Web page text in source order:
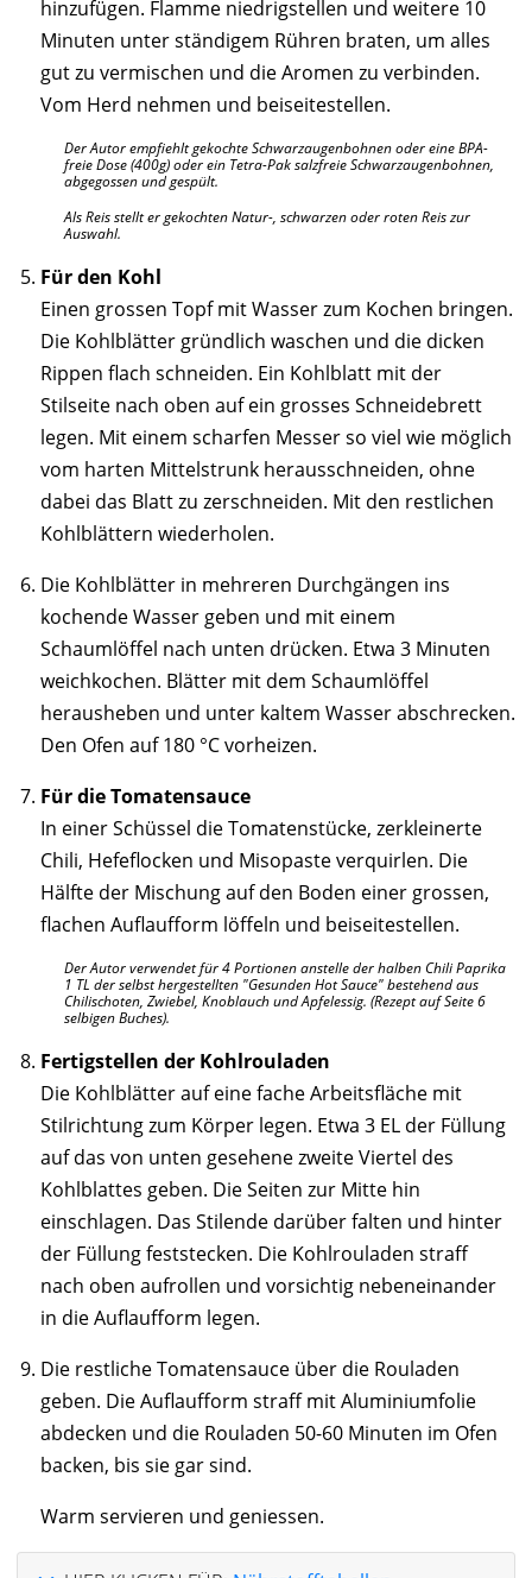
hinzufügen. Flamme niedrigstellen und weitere 10
Minuten unter ständigem Rühren braten, um alles
gut zu vermischen und die Aromen zu verbinden.
Vom Herd nehmen und beiseitestellen.
Der Autor empfiehlt gekochte Schwarzaugenbohnen oder eine BPA-
freie Dose (400g) oder ein Tetra-Pak salzfreie Schwarzaugenbohnen,
abgegossen und gespült.
Als Reis stellt er gekochten Natur-, schwarzen oder roten Reis zur
Auswahl.
Für den Kohl
Einen grossen Topf mit Wasser zum Kochen bringen.
Die Kohlblätter gründlich waschen und die dicken
Rippen flach schneiden. Ein Kohlblatt mit der
Stilseite nach oben auf ein grosses Schneidebrett
legen. Mit einem scharfen Messer so viel wie möglich
vom harten Mittelstrunk herausschneiden, ohne
dabei das Blatt zu zerschneiden. Mit den restlichen
Kohlblättern wiederholen.
Die Kohlblätter in mehreren Durchgängen ins
kochende Wasser geben und mit einem
Schaumlöffel nach unten drücken. Etwa 3 Minuten
weichkochen. Blätter mit dem Schaumlöffel
herausheben und unter kaltem Wasser abschrecken.
Den Ofen auf 180 °C vorheizen.
Für die Tomatensauce
In einer Schüssel die Tomatenstücke, zerkleinerte
Chili, Hefeflocken und Misopaste verquirlen. Die
Hälfte der Mischung auf den Boden einer grossen,
flachen Auflaufform löffeln und beiseitestellen.
Der Autor verwendet für 4 Portionen anstelle der halben Chili Paprika
1 TL der selbst hergestellten "Gesunden Hot Sauce" bestehend aus
Chilischoten, Zwiebel, Knoblauch und Apfelessig. (Rezept auf Seite 6
selbigen Buches).
Fertigstellen der Kohlrouladen
Die Kohlblätter auf eine fache Arbeitsfläche mit
Stilrichtung zum Körper legen. Etwa 3 EL der Füllung
auf das von unten gesehene zweite Viertel des
Kohlblattes geben. Die Seiten zur Mitte hin
einschlagen. Das Stilende darüber falten und hinter
der Füllung feststecken. Die Kohlrouladen straff
nach oben aufrollen und vorsichtig nebeneinander
in die Auflaufform legen.
Die restliche Tomatensauce über die Rouladen
geben. Die Auflaufform straff mit Aluminiumfolie
abdecken und die Rouladen 50-60 Minuten im Ofen
backen, bis sie gar sind.
Warm servieren und geniessen.